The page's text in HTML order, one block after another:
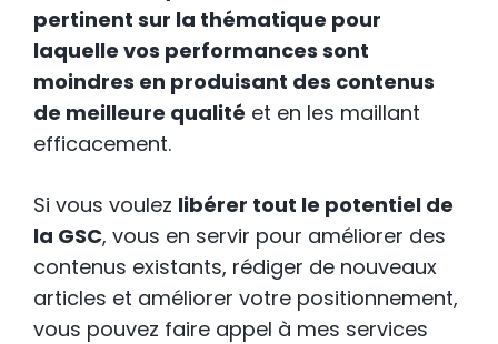
pertinent sur la thématique pour
laquelle vos performances sont
moindres en produisant des contenus
de meilleure qualité et en les maillant
efficacement.
Si vous voulez libérer tout le potentiel de
la GSC, vous en servir pour améliorer des
contenus existants, rédiger de nouveaux
articles et améliorer votre positionnement,
vous pouvez faire appel à mes services